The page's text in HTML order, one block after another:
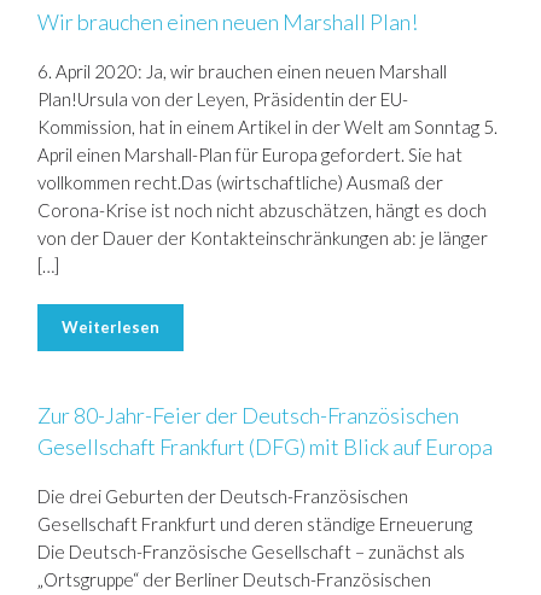
Wir brauchen einen neuen Marshall Plan!
6. April 2020: Ja, wir brauchen einen neuen Marshall
Plan!Ursula von der Leyen, Präsidentin der EU-
Kommission, hat in einem Artikel in der Welt am Sonntag 5.
April einen Marshall-Plan für Europa gefordert. Sie hat
vollkommen recht.Das (wirtschaftliche) Ausmaß der
Corona-Krise ist noch nicht abzuschätzen, hängt es doch
von der Dauer der Kontakteinschränkungen ab: je länger
[…]
Weiterlesen
Zur 80-Jahr-Feier der Deutsch-Französischen
Gesellschaft Frankfurt (DFG) mit Blick auf Europa
Die drei Geburten der Deutsch-Französischen
Gesellschaft Frankfurt und deren ständige Erneuerung
Die Deutsch-Französische Gesellschaft – zunächst als
„Ortsgruppe“ der Berliner Deutsch-Französischen